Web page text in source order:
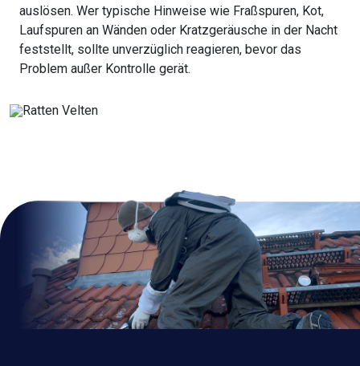
auslösen. Wer typische Hinweise wie Fraßspuren, Kot,
Laufspuren an Wänden oder Kratzgeräusche in der Nacht
feststellt, sollte unverzüglich reagieren, bevor das
Problem außer Kontrolle gerät.